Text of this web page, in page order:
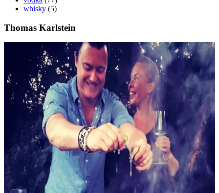
whisky (5)
Thomas Karlstein